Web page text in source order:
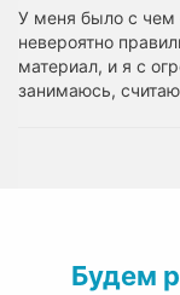
У меня было с чем
невероятно
материал, и я с
занимаюсь,
Будем